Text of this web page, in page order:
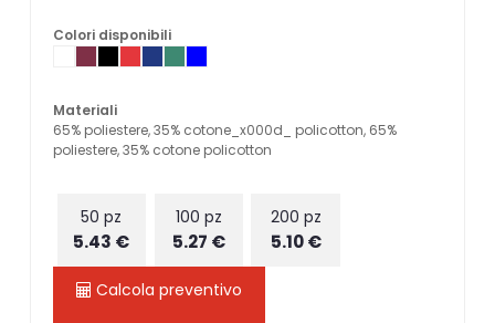
Colori disponibili
Materiali
65% poliestere, 35% cotone_x000d_ policotton, 65%
poliestere, 35% cotone policotton
50 pz
5.43 €
100 pz
5.27 €
200 pz
5.10 €
Calcola preventivo